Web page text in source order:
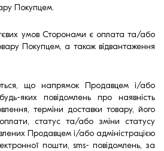
Покупцем.
умов Сторонами є оплата та/або
Покупцем, а також відвантаження
що напрямок Продавцем і/або
яких повідомлень про наявність
терміни доставки товару, його
статус та/або зміни статусу
Продавцем і/або адміністрацією
пошти, sms- повідомлень, за